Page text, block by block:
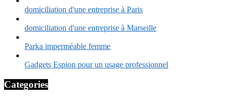
domiciliation d'une entreprise à Paris
domiciliation d'une entreprise à Marseille
Parka imperméable femme
Gadgets Espion pour un usage professionnel
Categories